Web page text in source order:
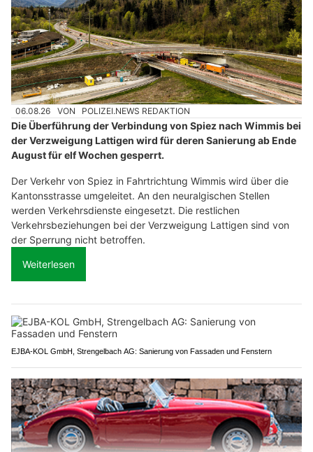
06.08.26 VON POLIZEI.NEWS REDAKTION
Die Überführung der Verbindung von Spiez nach Wimmis bei
der Verzweigung Lattigen wird für deren Sanierung ab Ende
August für elf Wochen gesperrt.
Der Verkehr von Spiez in Fahrtrichtung Wimmis wird über die
Kantonsstrasse umgeleitet. An den neuralgischen Stellen
werden Verkehrsdienste eingesetzt. Die restlichen
Verkehrsbeziehungen bei der Verzweigung Lattigen sind von
der Sperrung nicht betroffen.
Weiterlesen
EJBA-KOL GmbH, Strengelbach AG: Sanierung von Fassaden und Fenstern